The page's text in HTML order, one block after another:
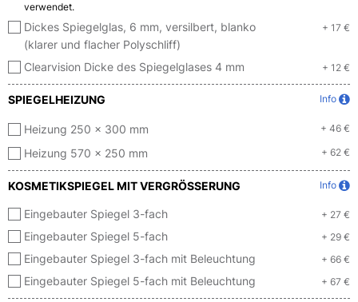
verwendet.
Dickes Spiegelglas, 6 mm, versilbert, blanko
(klarer und flacher Polyschliff)
+ 17 €
Clearvision Dicke des Spiegelglases 4 mm + 12 €
SPIEGELHEIZUNG Info
Heizung 250 x 300 mm + 46 €
Heizung 570 x 250 mm + 62 €
KOSMETIKSPIEGEL MIT VERGRÖSSERUNG Info
Eingebauter Spiegel 3-fach + 27 €
Eingebauter Spiegel 5-fach + 29 €
Eingebauter Spiegel 3-fach mit Beleuchtung + 66 €
Eingebauter Spiegel 5-fach mit Beleuchtung + 67 €